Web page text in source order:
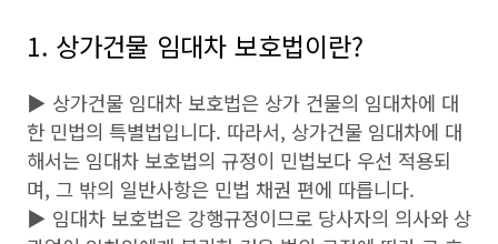
1. 상가건물 임대차 보호법이란?
▶ 상가건물 임대차 보호법은 상가 건물의 임대차에 대
한 민법의 특별법입니다. 따라서, 상가건물 임대차에 대
해서는 임대차 보호법의 규정이 민법보다 우선 적용되
며, 그 밖의 일반사항은 민법 채권 편에 따릅니다.
▶ 임대차 보호법은 강행규정이므로 당사자의 의사와 상